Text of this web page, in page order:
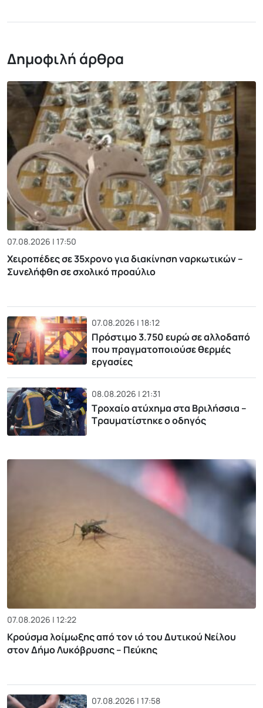
Δημοφιλή άρθρα
07.08.2026 | 17:50
Χειροπέδες σε 35χρονο για διακίνηση ναρκωτικών –
Συνελήφθη σε σχολικό προαύλιο
07.08.2026 | 18:12
Πρόστιμο 3.750 ευρώ σε αλλοδαπό
που πραγματοποιούσε θερμές
εργασίες
08.08.2026 | 21:31
Τροχαίο ατύχημα στα Βριλήσσια –
Τραυματίστηκε ο οδηγός
07.08.2026 | 12:22
Κρούσμα λοίμωξης από τον ιό του Δυτικού Νείλου
στον Δήμο Λυκόβρυσης – Πεύκης
07.08.2026 | 17:58